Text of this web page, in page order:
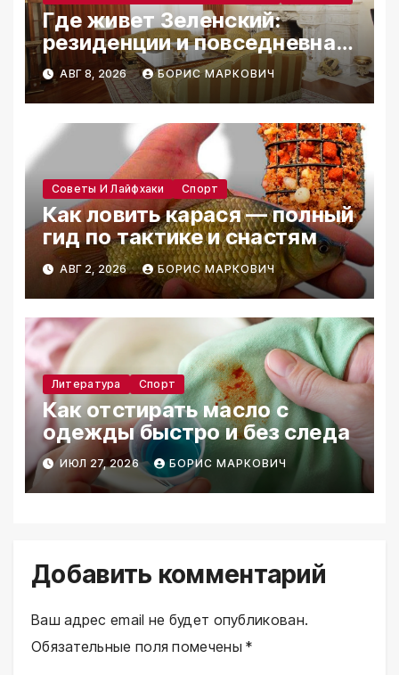
Где живет Зеленский:
резиденции и повседневная
жизнь
АВГ 8, 2026 БОРИС МАРКОВИЧ
Советы И Лайфхаки Спорт
Как ловить карася — полный
гид по тактике и снастям
АВГ 2, 2026 БОРИС МАРКОВИЧ
Литература Спорт
Как отстирать масло с
одежды быстро и без следа
ИЮЛ 27, 2026 БОРИС МАРКОВИЧ
Добавить комментарий
Ваш адрес email не будет опубликован.
Обязательные поля помечены*